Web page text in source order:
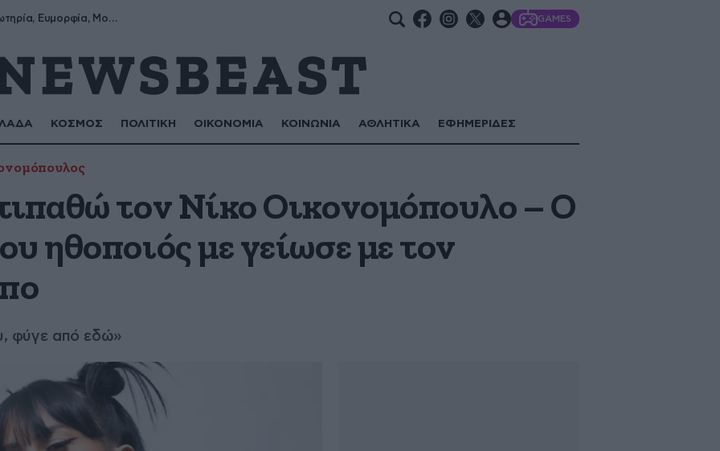
Σωτήρης, Σωτηρία, Ευμορφία, Μορφούλα GAMES
ΚΟΣΜΟΣ ΠΟΛΙΤΙΚΗ ΟΙΚΟΝΟΜΙΑ ΚΟΙΝΩΝΙΑ ΑΘΛΗΤΙΚΑ ΕΦΗΜΕΡΙΔΕΣ
τον Νίκο Οικονομόπουλο – Ο
ηθοποιός με γείωσε με τον
φύγε από εδώ»